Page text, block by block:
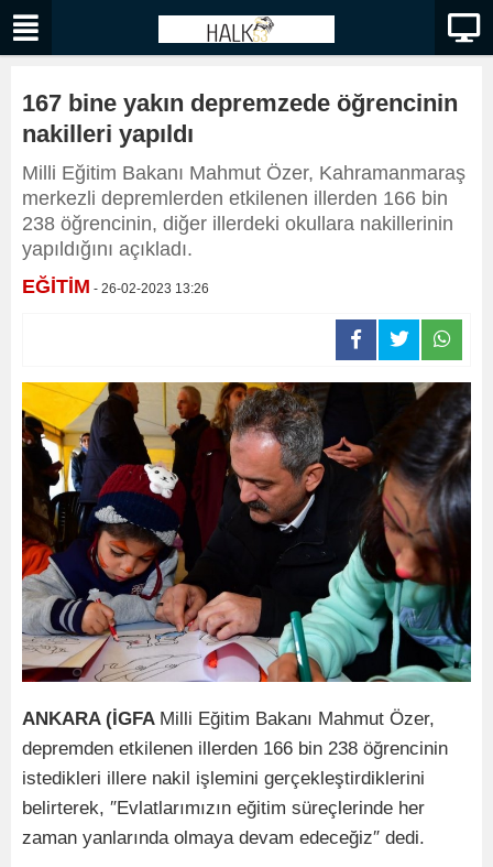
167 bine yakın depremzede öğrencinin
nakilleri yapıldı
Milli Eğitim Bakanı Mahmut Özer, Kahramanmaraş
merkezli depremlerden etkilenen illerden 166 bin
238 öğrencinin, diğer illerdeki okullara nakillerinin
yapıldığını açıkladı.
EĞİTİM - 26-02-2023 13:26
ANKARA (İGFA Milli Eğitim Bakanı Mahmut Özer,
depremden etkilenen illerden 166 bin 238 öğrencinin
istedikleri illere nakil işlemini gerçekleştirdiklerini
belirterek, ″Evlatlarımızın eğitim süreçlerinde her
zaman yanlarında olmaya devam edeceğiz″ dedi.